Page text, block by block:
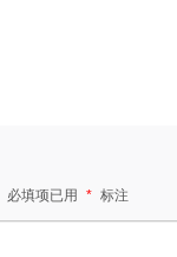
必填项已用 * 标注